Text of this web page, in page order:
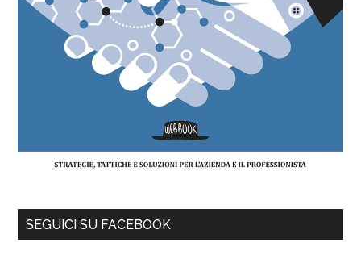
SEGUICI SU FACEBOOK